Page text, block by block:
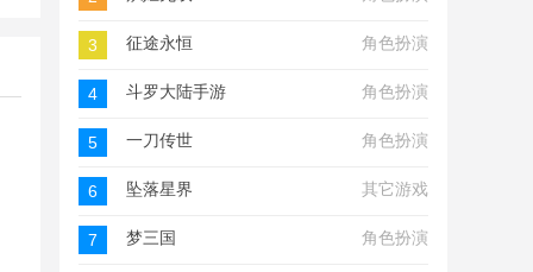
3 征途永恒 角色扮演
4 斗罗大陆手游 角色扮演
5 一刀传世 角色扮演
6 坠落星界 其它游戏
7 梦三国 角色扮演